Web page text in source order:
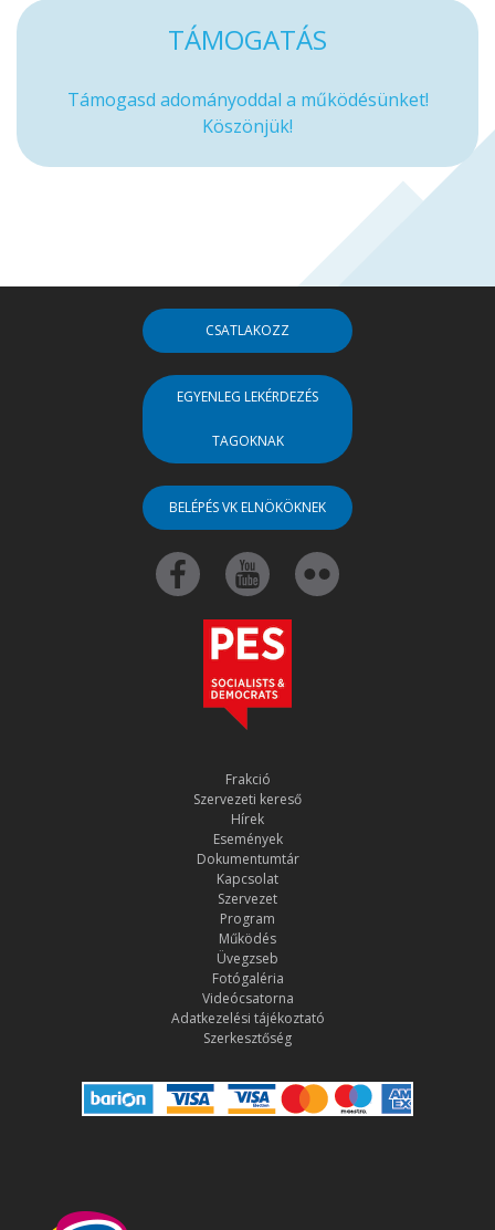
TÁMOGATÁS
Támogasd adományoddal a működésünket!
Köszönjük!
CSATLAKOZZ
EGYENLEG LEKÉRDEZÉS
TAGOKNAK
BELÉPÉS VK ELNÖKÖKNEK
Frakció
Szervezeti kereső
Hírek
Események
Dokumentumtár
Kapcsolat
Szervezet
Program
Működés
Üvegzseb
Fotógaléria
Videócsatorna
Adatkezelési tájékoztató
Szerkesztőség